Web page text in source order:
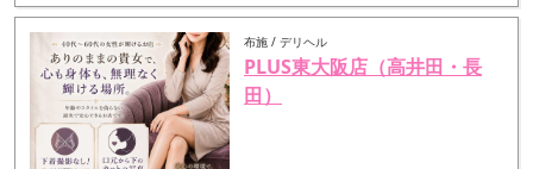
布施 / デリヘル
PLUS東大阪店（高井田・長
田）